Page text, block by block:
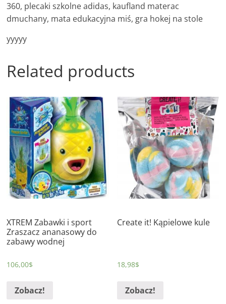
360, plecaki szkolne adidas, kaufland materac
dmuchany, mata edukacyjna miś, gra hokej na stole
yyyyy
Related products
XTREM Zabawki i sport
Zraszacz ananasowy do
zabawy wodnej
106,00$
Zobacz!
Create it! Kąpielowe kule
18,98$
Zobacz!